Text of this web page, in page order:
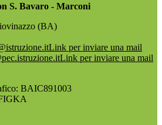
S. Bavaro - Marconi
(BA)
Link per inviare una mail
Link per inviare una mail
BAIC891003